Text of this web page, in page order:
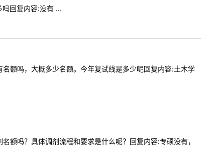
回复内容:没有 ...
额吗，大概多少名额。今年复试线是多少呢回复内容:土木学
吗？具体调剂流程和要求是什么呢？回复内容:专硕没有，